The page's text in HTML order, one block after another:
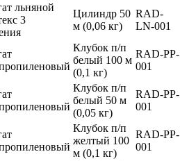
льняной
3
Цилиндр 50
м (0,06 кг)
RAD-
LN-001
Клубок п/п
белый 100 м
(0,1 кг)
RAD-PP-
001
Клубок п/п
белый 50 м
(0,05 кг)
RAD-PP-
001
Клубок п/п
желтый 100
м (0,1 кг)
RAD-PP-
001